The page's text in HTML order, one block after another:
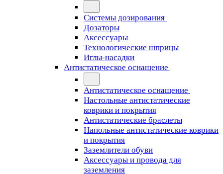
Системы дозирования
Дозаторы
Аксессуары
Технологические шприцы
Иглы-насадки
Антистатическое оснащение
Антистатическое оснащение
Настольные антистатические
коврики и покрытия
Антистатические браслеты
Напольные антистатические коврики
и покрытия
Заземлители обуви
Аксессуары и провода для
заземления